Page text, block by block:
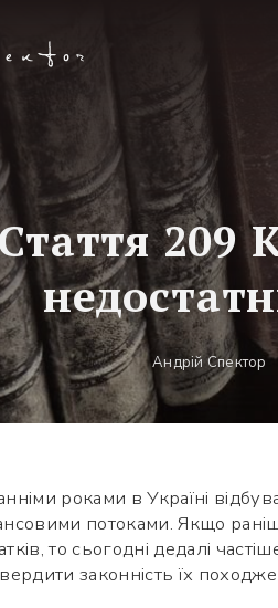
209
Андрій Спектор
роками в Україні
потоками. Якщо
то сьогодні дедалі
законність їх